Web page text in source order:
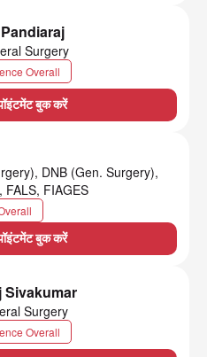
Surgery
Overall
बुक करें
DNB (Gen. Surgery),
FALS, FIAGES
बुक करें
Sivakumar
Surgery
Overall